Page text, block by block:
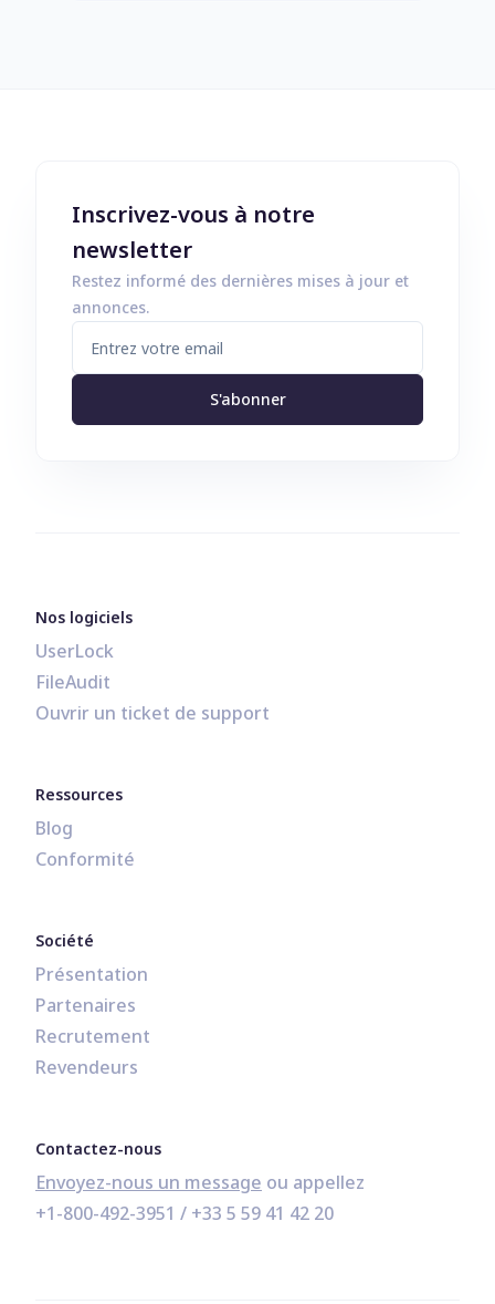
Inscrivez-vous à notre
newsletter
Restez informé des dernières mises à jour et
annonces.
S'abonner
Nos logiciels
UserLock
FileAudit
Ouvrir un ticket de support
Ressources
Blog
Conformité
Société
Présentation
Partenaires
Recrutement
Revendeurs
Contactez-nous
Envoyez-nous un message
+1-800-492-3951 / +33 5 59 41 42 20